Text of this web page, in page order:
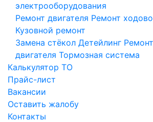
электрооборудования
Ремонт двигателя Ремонт
Кузовной ремонт
Замена стёкол Детейлинг
двигателя Тормозная система
Калькулятор ТО
Прайс-лист
Вакансии
Оставить жалобу
Контакты